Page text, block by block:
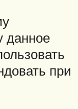
данное
при